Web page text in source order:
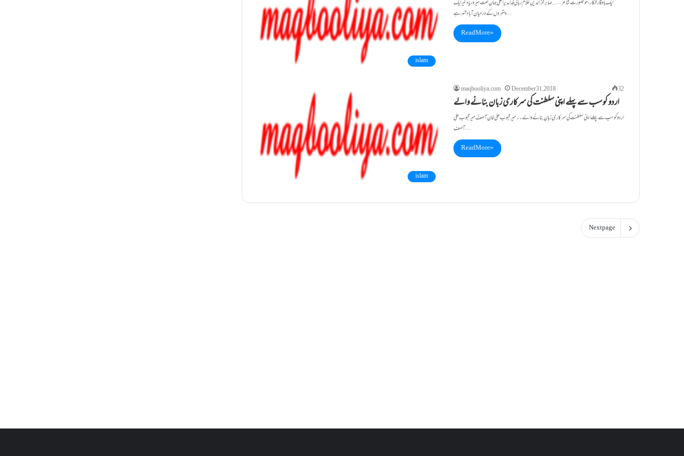
islam
ایک باوقار فنکار ،خوبصورت شاعر…..صابرفخرالدین ​ غلام ربانی فداؔ​ مدیراعلیٰ جہان نعت ہیرور​ یادگیر ایک
پتھروں کے درمیان آباد شہر ہے…
Read More »
islam
maqbooliya.com December 31, 2018 32
اردو کو سب سے پہلے اپنی سلطنت کی سرکاری زبان بنانے والے
اردو کو سب سے پہلے اپنی سلطنت کی سرکاری زبان بنانے والے۔۔میر محبوب علی خان آصفؔ میر محبوب علی
آصف…
Read More »
Next page